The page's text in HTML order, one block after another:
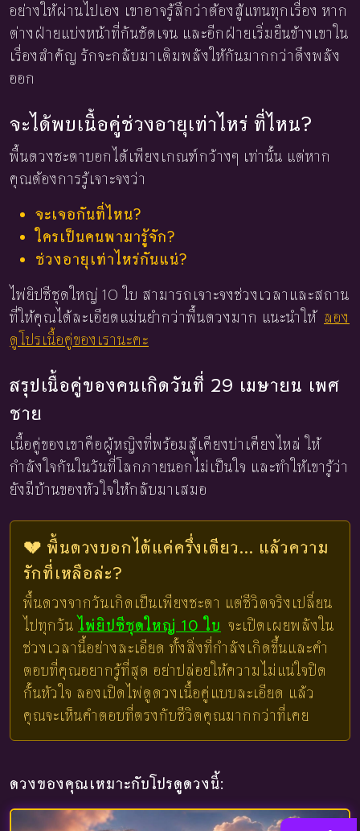
อย่างให้ผ่านไปเอง เขาอาจรู้สึกว่าต้องสู้แทนทุกเรื่อง หาก
ต่างฝ่ายแบ่งหน้าที่กันชัดเจน และอีกฝ่ายเริ่มยืนข้างเขาใน
เรื่องสำคัญ รักจะกลับมาเติมพลังให้กันมากกว่าดึงพลัง
ออก
จะได้พบเนื้อคู่ช่วงอายุเท่าไหร่ ที่ไหน?
พื้นดวงชะตาบอกได้เพียงเกณฑ์กว้างๆ เท่านั้น แต่หาก
คุณต้องการรู้เจาะจงว่า
จะเจอกันที่ไหน?
ใครเป็นคนพามารู้จัก?
ช่วงอายุเท่าไหร่กันแน่?
ไพ่ยิปซีชุดใหญ่ 10 ใบ สามารถเจาะจงช่วงเวลาและสถาน
ที่ให้คุณได้ละเอียดแม่นยำกว่าพื้นดวงมาก แนะนำให้ ลอง
ดูโปรเนื้อคู่ของเรานะคะ
สรุปเนื้อคู่ของคนเกิดวันที่ 29 เมษายน เพศ
ชาย
เนื้อคู่ของเขาคือผู้หญิงที่พร้อมสู้เคียงบ่าเคียงไหล่ ให้
กำลังใจกันในวันที่โลกภายนอกไม่เป็นใจ และทำให้เขารู้ว่า
ยังมีบ้านของหัวใจให้กลับมาเสมอ
💔 พื้นดวงบอกได้แค่ครึ่งเดียว... แล้วความ
รักที่เหลือล่ะ?
พื้นดวงจากวันเกิดเป็นเพียงชะตา แต่ชีวิตจริงเปลี่ยน
ไปทุกวัน ไพ่ยิปซีชุดใหญ่ 10 ใบ จะเปิดเผยพลังใน
ช่วงเวลานี้อย่างละเอียด ทั้งสิ่งที่กำลังเกิดขึ้นและคำ
ตอบที่คุณอยากรู้ที่สุด อย่าปล่อยให้ความไม่แน่ใจปิด
กั้นหัวใจ ลองเปิดไพ่ดูดวงเนื้อคู่แบบละเอียด แล้ว
คุณจะเห็นคำตอบที่ตรงกับชีวิตคุณมากกว่าที่เคย
ดวงของคุณเหมาะกับโปรดูดวงนี้: